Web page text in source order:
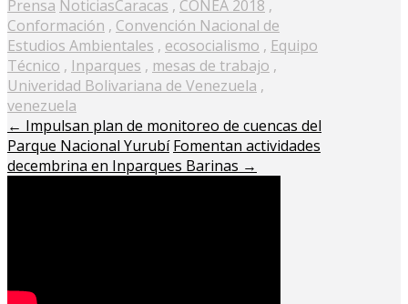
on
Prensa NoticiasCaracas , CONEA 2018 ,
Conformación , Convención Nacional de
Estudios Ambientales , ecosocialismo , Equipo
Técnico , Inparques , mesas de trabajo ,
Univeridad Bolivariana de Venezuela ,
venezuela
← Impulsan plan de monitoreo de cuencas del
Parque Nacional Yurubí Fomentan actividades
decembrina en Inparques Barinas →